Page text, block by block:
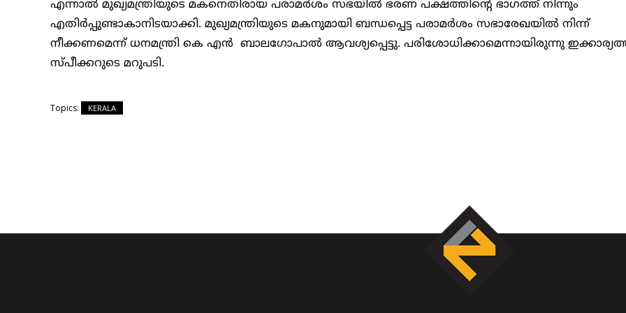
എന്നാൽ മുഖ്യമന്ത്രിയുടെ മകനെതിരായ പരാമർശം സഭയിൽ ഭരണ പക്ഷത്തിന്റെ ഭാഗത്ത് നിന്നും
എതിർപ്പുണ്ടാകാനിടയാക്കി. മുഖ്യമന്ത്രിയുടെ മകനുമായി ബന്ധപ്പെട്ട പരാമർശം സഭാരേഖയിൽ നിന്ന്
നീക്കണമെന്ന് ധനമന്ത്രി കെ എൻ ബാലഗോപാൽ ആവശ്യപ്പെട്ടു. പരിശോധിക്കാമെന്നായിരുന്നു
സ്പീക്കറുടെ മറുപടി.
Topics: KERALA